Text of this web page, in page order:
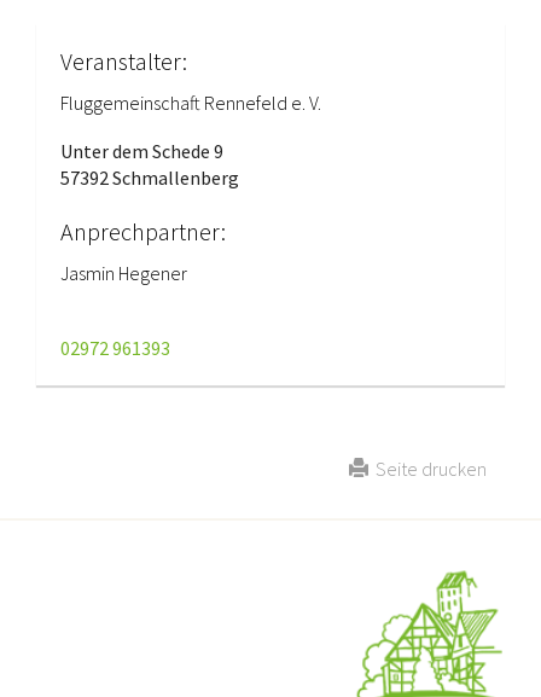
Veranstalter:
Fluggemeinschaft Rennefeld e. V.
Unter dem Schede 9
57392 Schmallenberg
Anprechpartner:
Jasmin Hegener
02972 961393
Seite drucken